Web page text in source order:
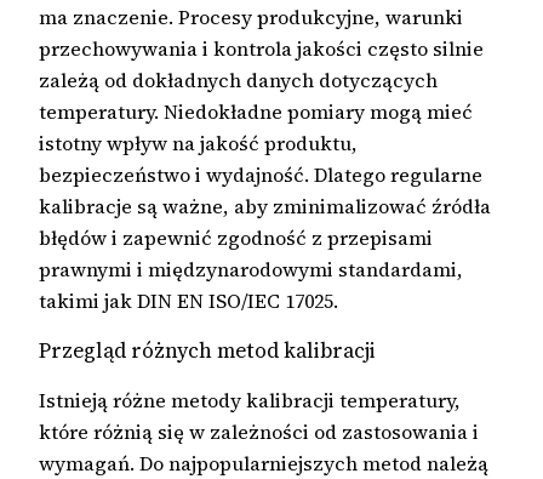
ma znaczenie. Procesy produkcyjne, warunki
przechowywania i kontrola jakości często silnie
zależą od dokładnych danych dotyczących
temperatury. Niedokładne pomiary mogą mieć
istotny wpływ na jakość produktu,
bezpieczeństwo i wydajność. Dlatego regularne
kalibracje są ważne, aby zminimalizować źródła
błędów i zapewnić zgodność z przepisami
prawnymi i międzynarodowymi standardami,
takimi jak DIN EN ISO/IEC 17025.
Przegląd różnych metod kalibracji
Istnieją różne metody kalibracji temperatury,
które różnią się w zależności od zastosowania i
wymagań. Do najpopularniejszych metod należą